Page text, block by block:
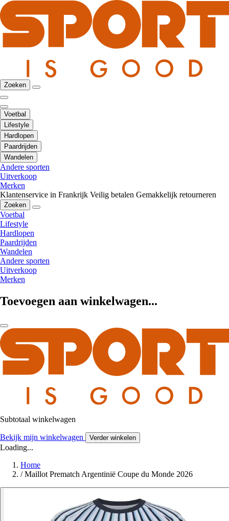
Zoeken
Voetbal
Lifestyle
Hardlopen
Paardrijden
Wandelen
Andere sporten
Uitverkoop
Merken
Klantenservice in Frankrijk Veilig betalen Gemakkelijk retourneren
Zoeken
Voetbal
Lifestyle
Hardlopen
Paardrijden
Wandelen
Andere sporten
Uitverkoop
Merken
Toevoegen aan winkelwagen...
Subtotaal winkelwagen
Bekijk mijn winkelwagen Verder winkelen
Loading...
Home
/ Maillot Prematch Argentinië Coupe du Monde 2026